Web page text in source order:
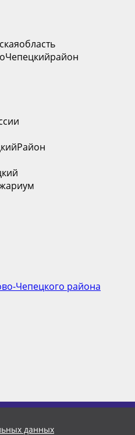
Чепецкого района
данных